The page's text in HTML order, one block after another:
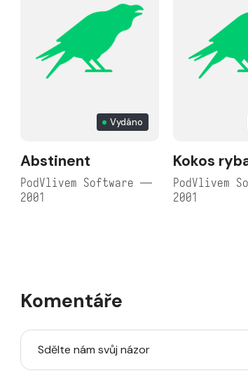
Vydáno
Abstinent
PodVlivem Software —
2001
Kokos
PodVlivem
2001
Komentáře
Sdělte nám svůj názor